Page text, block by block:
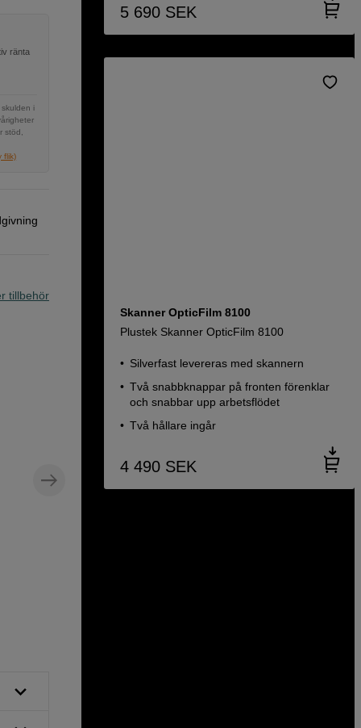
ränta
i
stöd,
flik)
tillbehör
5 690 SEK
Skanner OpticFilm 8100
Plustek Skanner OpticFilm 8100
Silverfast levereras med skannern
Två snabbknappar på fronten förenklar
och snabbar upp arbetsflödet
Två hållare ingår
4 490 SEK